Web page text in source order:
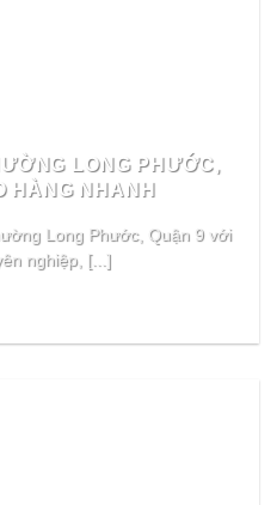
LONG PHƯỚC,
HÀNG NHANH
Long Phước, Quận 9 với
nghiệp, [...]